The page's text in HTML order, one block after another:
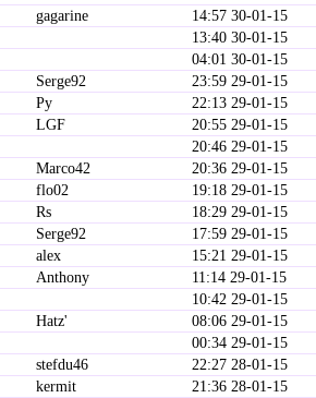
gagarine 14:57 30-01-15
13:40 30-01-15
04:01 30-01-15
Serge92 23:59 29-01-15
Py 22:13 29-01-15
LGF 20:55 29-01-15
20:46 29-01-15
Marco42 20:36 29-01-15
flo02 19:18 29-01-15
Rs 18:29 29-01-15
Serge92 17:59 29-01-15
alex 15:21 29-01-15
Anthony 11:14 29-01-15
10:42 29-01-15
Hatz' 08:06 29-01-15
00:34 29-01-15
stefdu46 22:27 28-01-15
kermit 21:36 28-01-15